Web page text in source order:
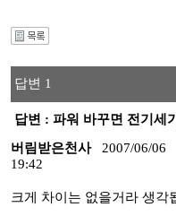
답변 1
답변 : 파워 바꾸면 전기세
버림받은천사
2007/06/06
19:42
크게 차이는 없을거라 생각